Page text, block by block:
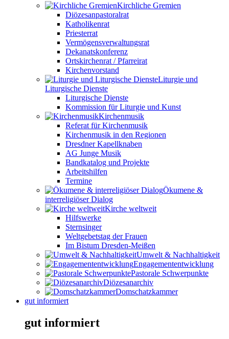
Kirchliche Gremien
Diözesanpastoralrat
Katholikenrat
Priesterrat
Vermögensverwaltungsrat
Dekanatskonferenz
Ortskirchenrat / Pfarreirat
Kirchenvorstand
Liturgie und
Liturgische Dienste
Liturgische Dienste
Kommission für Liturgie und Kunst
Kirchenmusik
Referat für Kirchenmusik
Kirchenmusik in den Regionen
Dresdner Kapellknaben
AG Junge Musik
Bandkatalog und Projekte
Arbeitshilfen
Termine
Ökumene &
interreligiöser Dialog
Kirche weltweit
Hilfswerke
Sternsinger
Weltgebetstag der Frauen
Im Bistum Dresden-Meißen
Umwelt & Nachhaltigkeit
Engagemententwicklung
Pastorale Schwerpunkte
Diözesanarchiv
Domschatzkammer
gut informiert
gut informiert